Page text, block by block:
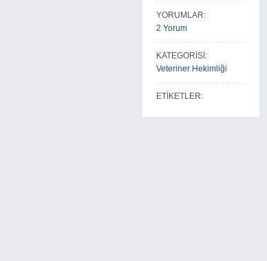
YORUMLAR:
2 Yorum
KATEGORİSİ:
Veteriner Hekimliği
ETİKETLER: